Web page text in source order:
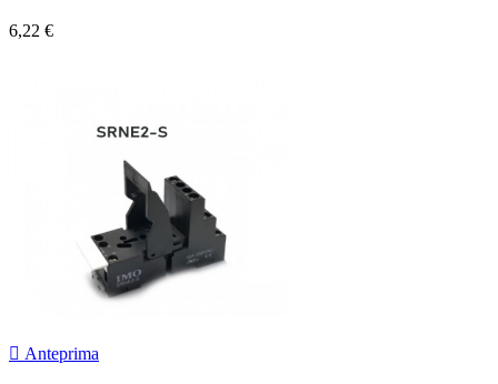
6,22 €
 Anteprima